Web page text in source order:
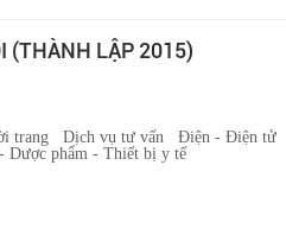
(THÀNH LẬP 2015)
trang Dịch vụ tư vấn Điện - Điện tử
Dược phẩm - Thiết bị y tế